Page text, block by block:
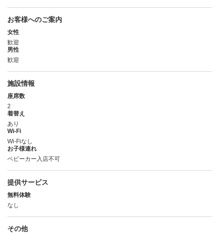
お客様へのご案内
女性
歓迎
男性
歓迎
施設情報
座席数
2
着替え
あり
Wi-Fi
Wi-Fiなし
お子様連れ
ベビーカー入店不可
提供サービス
無料体験
なし
その他